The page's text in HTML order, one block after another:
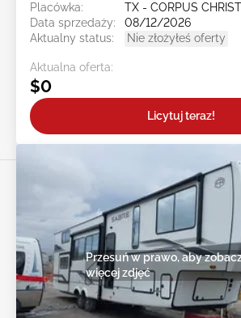
Placówka:
TX - CORPUS CHRISTI
Data sprzedaży:
08/12/2026
Aktualny status:
Nie złożyłeś oferty
Aktualna oferta:
$0
Licytuj teraz!
Przesuń w prawo, aby
więcej zdjęć